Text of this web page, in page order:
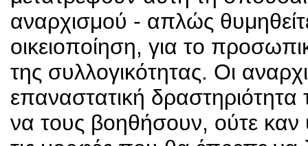
αναρχισμού - απλώς
οικειοποίηση, για το
της συλλογικότητας. Οι
επαναστατική
να τους βοηθήσουν, ούτε καν